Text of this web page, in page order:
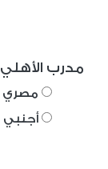
مدرب الأهلي
مصري
أجنبي